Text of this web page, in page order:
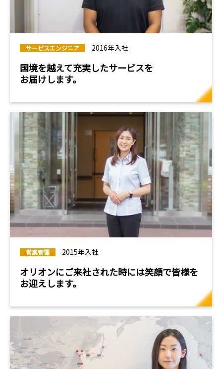
サービスエンジニア 2016年入社
国境を越えて充実したサービスを
お届けします。
営業管理 2015年入社
オリオンにご来社された時には笑顔で皆様を
お迎えします。